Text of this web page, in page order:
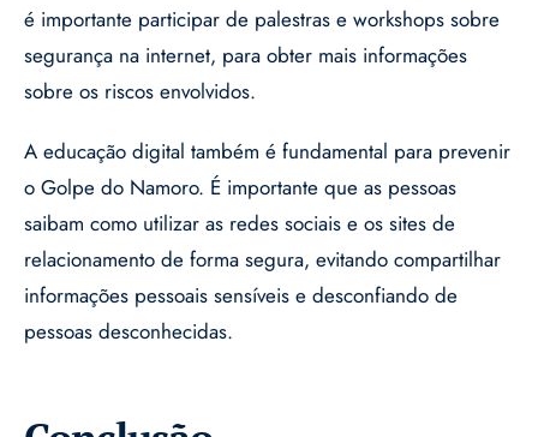
é importante participar de palestras e workshops sobre
segurança na internet, para obter mais informações
sobre os riscos envolvidos.
A educação digital também é fundamental para prevenir
o Golpe do Namoro. É importante que as pessoas
saibam como utilizar as redes sociais e os sites de
relacionamento de forma segura, evitando compartilhar
informações pessoais sensíveis e desconfiando de
pessoas desconhecidas.